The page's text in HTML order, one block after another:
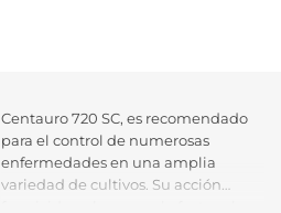
Centauro 720 SC, es recomendado
para el control de numerosas
enfermedades en una amplia
variedad de cultivos. Su acción